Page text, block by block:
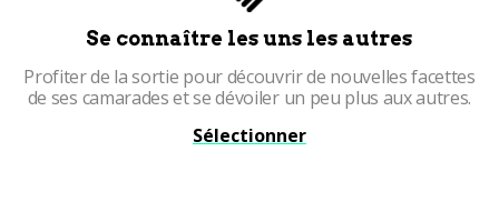
Se connaître les uns les autres
Profiter de la sortie pour découvrir de nouvelles facettes
de ses camarades et se dévoiler un peu plus aux autres.
Sélectionner